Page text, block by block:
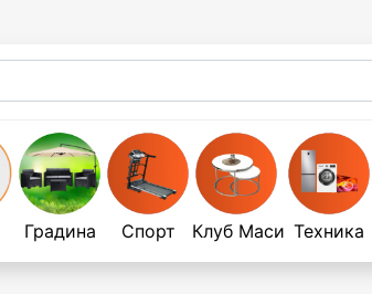
Градина Спорт Клуб Маси Техника